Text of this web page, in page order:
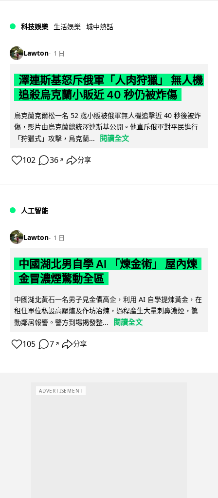
科技娛樂 生活娛樂 城中熱話
Lawton 1 日
澤連斯基怒斥俄軍「人肉狩獵」 無人機
追殺烏克蘭小販近 40 秒仍被炸傷
烏克蘭克爾松一名 52 歲小販被俄軍無人機追擊近 40 秒後被炸
傷，影片由烏克蘭總統澤連斯基公開。他直斥俄軍對平民進行
「狩獵式」攻擊，烏克蘭...
閱讀全文
102 36 ↗ 分享
人工智能
Lawton 1 日
中國湖北男自學 AI 「煉金術」 屋內煉
金冒濃煙驚動全區
中國湖北黃石一名男子見金價高企，利用 AI 自學提煉黃金，在
租住單位私設高壓爐及作坊冶煉，過程產生大量刺鼻濃煙，驚
動鄰居報警。警方到場揭發整...
閱讀全文
105 7 ↗ 分享
ADVERTISEMENT